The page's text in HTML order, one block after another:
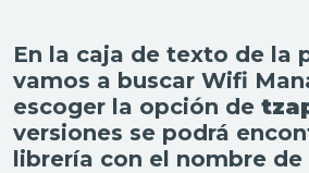
En la caja de texto de la
vamos a buscar Wifi
escoger la opción de
versiones se podrá
librería con el nombre de